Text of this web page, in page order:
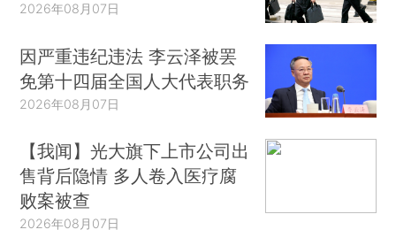
2026年08月07日
因严重违纪违法 李云泽被罢
免第十四届全国人大代表职务
2026年08月07日
【我闻】光大旗下上市公司出
售背后隐情 多人卷入医疗腐
败案被查
2026年08月07日